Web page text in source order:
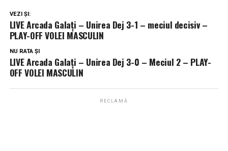
VEZI ȘI:
LIVE Arcada Galați – Unirea Dej 3-1 – meciul decisiv –
PLAY-OFF VOLEI MASCULIN
NU RATA ȘI
LIVE Arcada Galați – Unirea Dej 3-0 – Meciul 2 – PLAY-
OFF VOLEI MASCULIN
RECLAMĂ